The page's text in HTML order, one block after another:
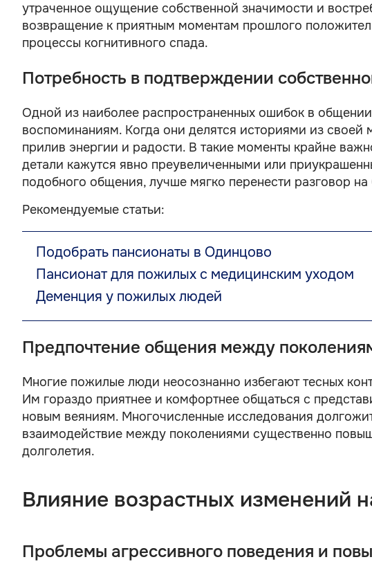
утраченное ощущение собственной значимости и
возвращение к приятным моментам прошлого
процессы когнитивного спада.
Потребность в подтверждении
Одной из наиболее распространенных ошибок в
воспоминаниям. Когда они делятся историями из
прилив энергии и радости. В такие моменты крайне
детали кажутся явно преувеличенными или
подобного общения, лучше мягко перенести разговор
Рекомендуемые статьи:
Подобрать пансионаты в Одинцово
Пансионат для пожилых с медицинским уходом
Деменция у пожилых людей
Предпочтение общения между
Многие пожилые люди неосознанно избегают тесных
Им гораздо приятнее и комфортнее общаться с
новым веяниям. Многочисленные исследования
взаимодействие между поколениями существенно
долголетия.
Влияние возрастных изменений
Проблемы агрессивного поведения и